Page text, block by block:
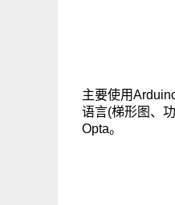
主要使用
语言(梯形图、
Opta。